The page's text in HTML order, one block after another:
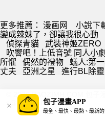
更多推薦： 漫画网 小說下
變成辣妹了，卻讓我很心動
偵探青貓
武裝神姬ZERO
吹響吧！上低音號 同人小
所懼
偶然的禮物 蟻人:第
丈夫
亞洲之星 進行BL除靈
包子漫畫APP
最全、最快、最熱、最新
© 2026 BAOZIMH.COM 包子
s@baozimh.com